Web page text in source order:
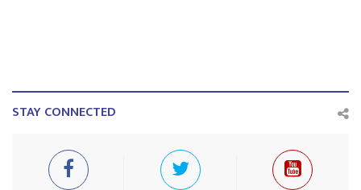
STAY CONNECTED